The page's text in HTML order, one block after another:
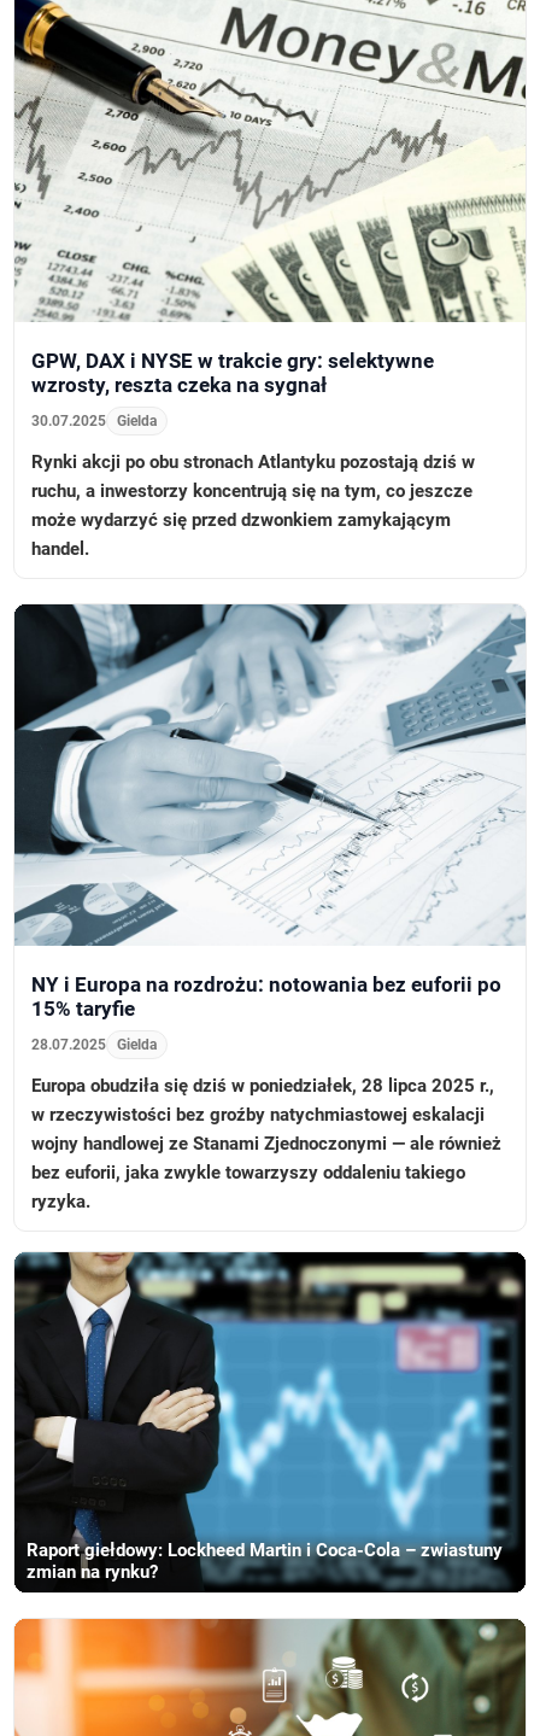
GPW, DAX i NYSE w trakcie gry: selektywne
wzrosty, reszta czeka na sygnał
30.07.2025 Gielda
Rynki akcji po obu stronach Atlantyku pozostają dziś w
ruchu, a inwestorzy koncentrują się na tym, co jeszcze
może wydarzyć się przed dzwonkiem zamykającym
handel.
NY i Europa na rozdrożu: notowania bez euforii po
15% taryfie
28.07.2025 Gielda
Europa obudziła się dziś w poniedziałek, 28 lipca 2025 r.,
w rzeczywistości bez groźby natychmiastowej eskalacji
wojny handlowej ze Stanami Zjednoczonymi — ale również
bez euforii, jaka zwykle towarzyszy oddaleniu takiego
ryzyka.
Raport giełdowy: Lockheed Martin i Coca-Cola – zwiastuny
zmian na rynku?